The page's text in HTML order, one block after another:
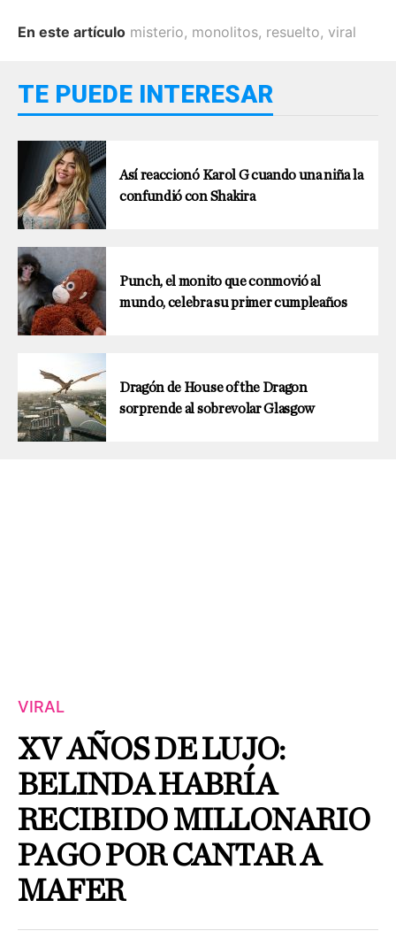
En este artículo misterio, monolitos, resuelto, viral
TE PUEDE INTERESAR
Así reaccionó Karol G cuando una niña la
confundió con Shakira
Punch, el monito que conmovió al
mundo, celebra su primer cumpleaños
Dragón de House of the Dragon
sorprende al sobrevolar Glasgow
VIRAL
XV AÑOS DE LUJO:
BELINDA HABRÍA
RECIBIDO MILLONARIO
PAGO POR CANTAR A
MAFER